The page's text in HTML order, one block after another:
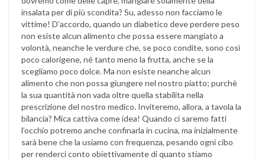
insalata per di più scondita? Su, adesso non facciamo le
vittime! D’accordo, quando un diabetico deve perdere peso
non esiste alcun alimento che possa essere mangiato a
volontà, neanche le verdure che, se poco condite, sono così
poco calorigene, né tanto meno la frutta, anche se la
scegliamo poco dolce. Ma non esiste neanche alcun
alimento che non possa giungere nel nostro piatto; purchè
la sua quantità non vada oltre quella stabilita nella
prescrizione del nostro medico. Inviteremo, allora, a tavola la
bilancia? Mica cattiva come idea! Quando ci saremo fatti
l’occhio potremo anche confinarla in cucina, ma inizialmente
sarà bene che la usiamo con frequenza, pesando ogni cibo
per renderci conto obiettivamente di quanto stiamo